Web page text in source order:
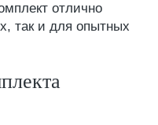
отлично
так и для опытных